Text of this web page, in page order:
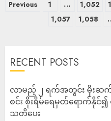
Previous 1 … 1,052
1,057
1,058
RECENT POSTS
လာမည့် ၂ ရက်အတွင်း မိုးဆက်
စင်း စိုးရိမ်ရေမှတ်ရောက်နိုင်
သတိပေး